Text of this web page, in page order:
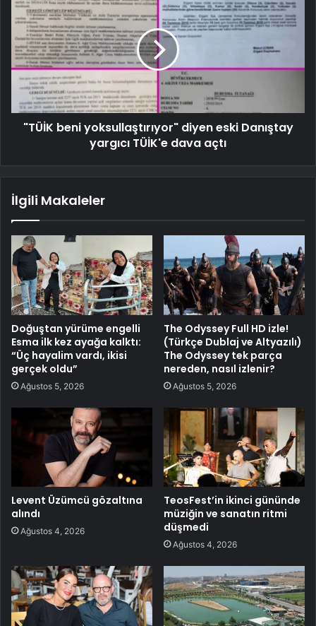
"TÜİK beni yoksullaştırıyor" diyen eski Danıştay
yargıcı TÜİK'e dava açtı
İlgili Makaleler
Doğuştan yürüme engelli
Esma ilk kez ayağa kalktı:
“Üç hayalim vardı, ikisi
gerçek oldu”
Ağustos 5, 2026
The Odyssey Full HD izle!
(Türkçe Dublaj ve Altyazılı)
The Odyssey tek parça
nereden, nasıl izlenir?
Ağustos 5, 2026
Levent Üzümcü gözaltına
alındı
Ağustos 4, 2026
TeosFest’in ikinci gününde
müziğin ve sanatın ritmi
düşmedi
Ağustos 4, 2026